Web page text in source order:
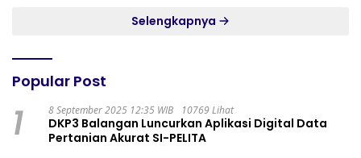
Selengkapnya
Popular Post
1 8 September 2025 12:35 WIB 10769 Lihat
DKP3 Balangan Luncurkan Aplikasi Digital Data
Pertanian Akurat SI-PELITA